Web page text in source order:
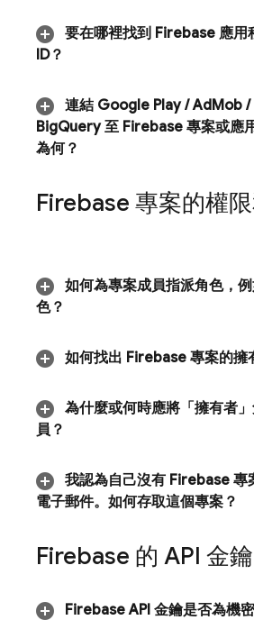
要在哪裡找到 Firebase 應用
ID？
連結 Google Play / AdMob /
BigQuery至 Firebase 專案或應
為何？
Firebase 專案的權
如何為專案成員指派角色，
色？
如何找出 Firebase 專案的擁
為什麼或何時應將「擁有者
員？
我認為自己沒有 Firebase 專
電子郵件。如何存取這個專案？
Firebase 的 API 金鑰
Firebase API 金鑰是否為機